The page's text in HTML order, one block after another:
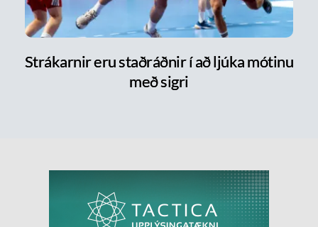
Strákarnir eru staðráðnir í að ljúka mótinu
með sigri